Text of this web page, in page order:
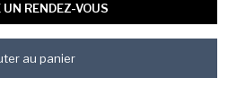
UN RENDEZ-VOUS
au panier